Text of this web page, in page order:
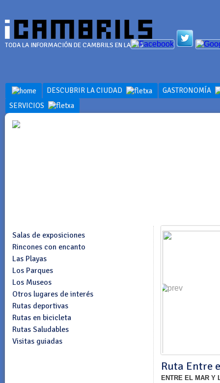
TODA LA INFORMACIÓN DE CAMBRILS EN LA RED
DESCUBRIR LA CIUDAD
GASTRONOMÍA
SERVICIOS
Salas de exposiciones
Rincones con encanto
Las Playas
Los Parques
Los Museos
Otros lugares de interés
Rutas deportivas
Rutas en bicicleta
Rutas Saludables
Visitas guiadas
Ruta Entre
ENTRE EL MAR Y